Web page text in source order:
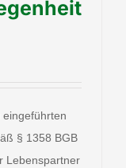
§ 1358 BGB
Lebenspartner